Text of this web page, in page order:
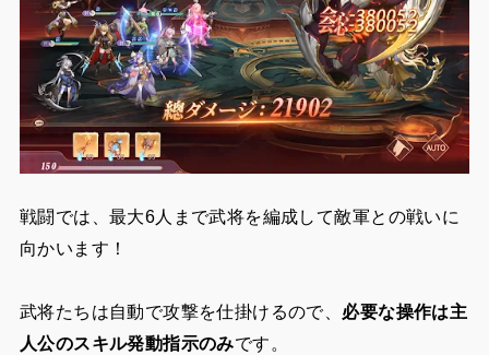
戦闘では、最大6人まで武将を編成して敵軍との戦いに
向かいます！
武将たちは自動で攻撃を仕掛けるので、 必要な操作は主
人公のスキル発動指示のみです。